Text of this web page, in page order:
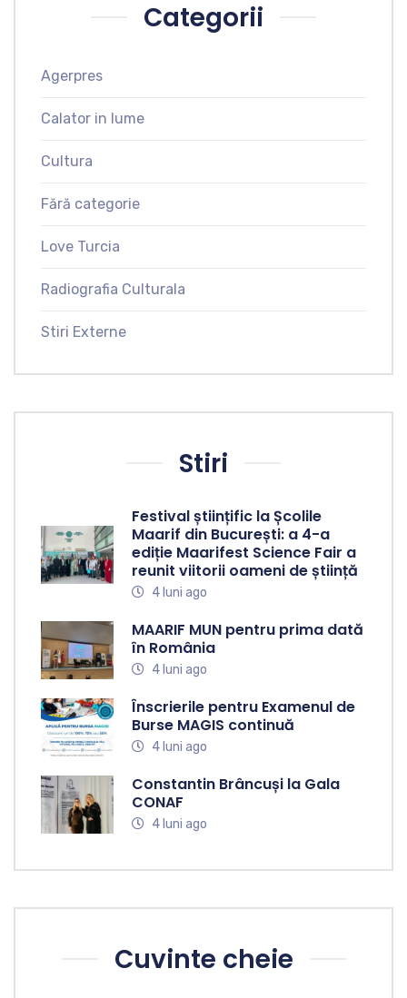
Categorii
Agerpres
Calator in lume
Cultura
Fără categorie
Love Turcia
Radiografia Culturala
Stiri Externe
Stiri
Festival științific la Școlile
Maarif din București: a 4-a
ediție Maarifest Science Fair a
reunit viitorii oameni de știință
4 luni ago
MAARIF MUN pentru prima dată
în România
4 luni ago
Înscrierile pentru Examenul de
Burse MAGIS continuă
4 luni ago
Constantin Brâncuși la Gala
CONAF
4 luni ago
Cuvinte cheie